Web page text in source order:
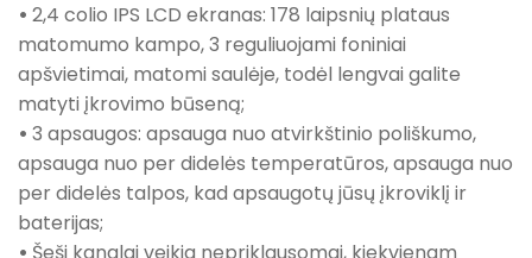
• 2,4 colio IPS LCD ekranas: 178 laipsnių plataus
matomumo kampo, 3 reguliuojami foniniai
apšvietimai, matomi saulėje, todėl lengvai galite
matyti įkrovimo būseną;
• 3 apsaugos: apsauga nuo atvirkštinio poliškumo,
apsauga nuo per didelės temperatūros, apsauga nuo
per didelės talpos, kad apsaugotų jūsų įkroviklį ir
baterijas;